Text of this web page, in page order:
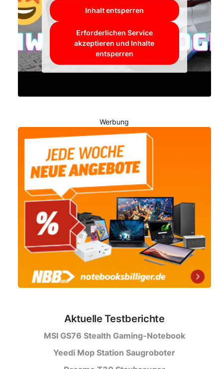
Inhalt entsperren
Erforderlichen Service
akzeptieren und Inhalte
entsperren
Werbung
Aktuelle Testberichte
MSI GS76 Stealth Gaming-Notebook
Yeedi Mop Station Saugroboter